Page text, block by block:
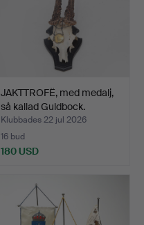
JAKTTROFË, med medalj,
så kallad Guldbock.
Klubbades 22 jul 2026
16 bud
180 USD